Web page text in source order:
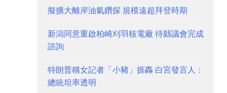
擬擴大離岸油氣鑽探 規模遠超拜登時期
新潟同意重啟柏崎刈羽核電廠 待縣議會完成
諮詢
特朗普稱女記者「小豬」捱轟 白宮發言人：
總統坦率透明